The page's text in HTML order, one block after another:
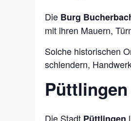
Die Burg
mit ihren Mauern,
Solche historischen
schlendern,
Die Stadt